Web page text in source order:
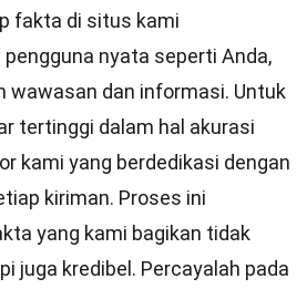
fakta di situs kami
nyata seperti Anda,
wawasan dan informasi. Untuk
tertinggi dalam hal akurasi
kami yang berdedikasi dengan
kiriman. Proses ini
yang kami bagikan tidak
juga kredibel. Percayalah pada